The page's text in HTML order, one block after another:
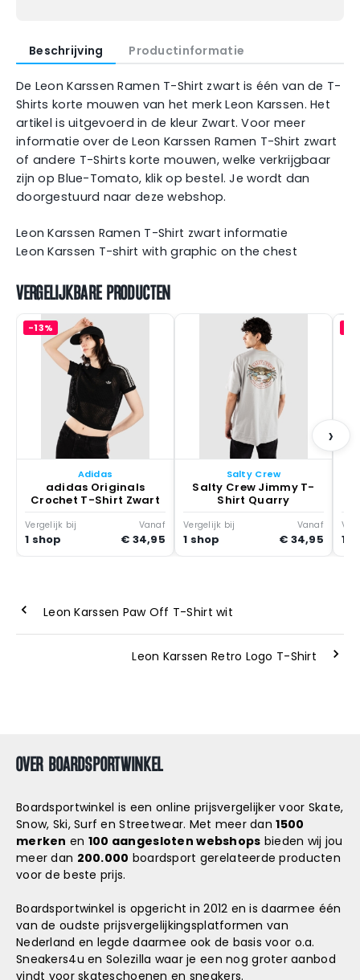
Beschrijving Productinformatie
De Leon Karssen Ramen T-Shirt zwart is één van de T-
Shirts korte mouwen van het merk Leon Karssen. Het
artikel is uitgevoerd in de kleur Zwart. Voor meer
informatie over de Leon Karssen Ramen T-Shirt zwart
of andere T-Shirts korte mouwen, welke verkrijgbaar
zijn op Blue-Tomato, klik op bestel. Je wordt dan
doorgestuurd naar deze webshop.
Leon Karssen Ramen T-Shirt zwart informatie
Leon Karssen T-shirt with graphic on the chest
VERGELIJKBARE PRODUCTEN
-13%
Adidas
adidas Originals
Crochet T-Shirt Zwart
Vergelijk bij
1 shop
Vanaf
€ 34,95
Salty Crew
Salty Crew Jimmy T-
Shirt Quarry
Vergelijk bij
1 shop
Vanaf
€ 34,95 1
›
Leon Karssen Paw Off T-Shirt wit
Leon Karssen Retro Logo T-Shirt
OVER BOARDSPORTWINKEL
Boardsportwinkel is een online prijsvergelijker voor Skate,
Snow, Ski, Surf en Streetwear. Met meer dan1500
merken en 100 aangesloten webshops bieden wij jou
meer dan 200.000 boardsport gerelateerde producten
voor de beste prijs.
Boardsportwinkel is opgericht in 2012 en is daarmee één
van de oudste prijsvergelijkingsplatformen van
Nederland en legde daarmee ook de basis voor o.a.
Sneakers4u en Solezilla waar je een nog groter aanbod
vindt voor skateschoenen en sneakers.